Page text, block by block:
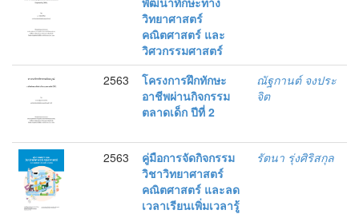
วิทยาศาสตร์
คณิตศาสตร์ และ
วิศวกรรมศาสตร์
2563
โครงการฝึกทักษะ
อาชีพผ่านกิจกรรม
ตลาดเด็ก ปีที่ 2
ณัฐกานต์ จงประ
จิต
2563
คู่มือการจัดกิจกรรม
วิชาวิทยาศาสตร์
คณิตศาสตร์ และลด
เวลาเรียนเพิ่มเวลารู้
รัตนา รุ่งศิริสกุล